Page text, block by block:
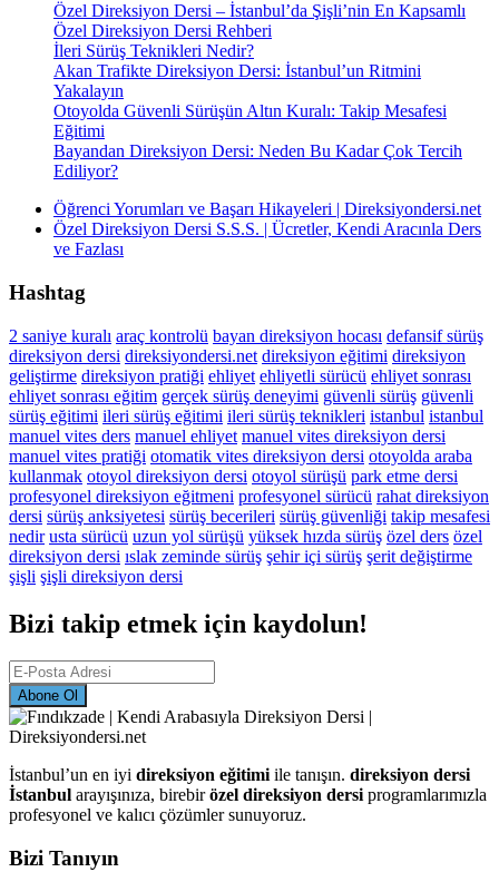
Özel Direksiyon Dersi – İstanbul’da Şişli’nin En Kapsamlı
Özel Direksiyon Dersi Rehberi
İleri Sürüş Teknikleri Nedir?
Akan Trafikte Direksiyon Dersi: İstanbul’un Ritmini
Yakalayın
Otoyolda Güvenli Sürüşün Altın Kuralı: Takip Mesafesi
Eğitimi
Bayandan Direksiyon Dersi: Neden Bu Kadar Çok Tercih
Ediliyor?
Öğrenci Yorumları ve Başarı Hikayeleri | Direksiyondersi.net
Özel Direksiyon Dersi S.S.S. | Ücretler, Kendi Aracınla Ders
ve Fazlası
Hashtag
2 saniye kuralı araç kontrolü bayan direksiyon hocası defansif sürüş
direksiyon dersi direksiyondersi.net direksiyon eğitimi direksiyon
geliştirme direksiyon pratiği ehliyet ehliyetli sürücü ehliyet sonrası
ehliyet sonrası eğitim gerçek sürüş deneyimi güvenli sürüş güvenli
sürüş eğitimi ileri sürüş eğitimi ileri sürüş teknikleri istanbul istanbul
manuel vites ders manuel ehliyet manuel vites direksiyon dersi
manuel vites pratiği otomatik vites direksiyon dersi otoyolda araba
kullanmak otoyol direksiyon dersi otoyol sürüşü park etme dersi
profesyonel direksiyon eğitmeni profesyonel sürücü rahat direksiyon
dersi sürüş anksiyetesi sürüş becerileri sürüş güvenliği takip mesafesi
nedir usta sürücü uzun yol sürüşü yüksek hızda sürüş özel ders özel
direksiyon dersi ıslak zeminde sürüş şehir içi sürüş şerit değiştirme
şişli şişli direksiyon dersi
Bizi takip etmek için kaydolun!
Abone Ol
İstanbul’un en iyi direksiyon eğitimiile tanışın. direksiyon dersi
İstanbul arayışınıza, birebirözel direksiyon dersiprogramlarımızla
profesyonel ve kalıcı çözümler sunuyoruz.
Bizi Tanıyın